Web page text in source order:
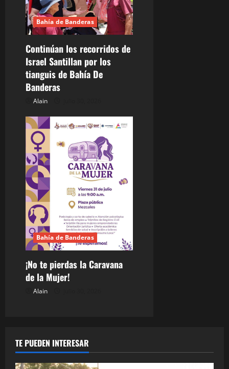
d
a
s
Bahía de Banderas
Continúan los recorridos de
Israel Santillan por los
tianguis de Bahía De
Banderas
Alain
Bahía de Banderas
¡No te pierdas la Caravana
de la Mujer!
Alain
TE PUEDEN INTERESAR